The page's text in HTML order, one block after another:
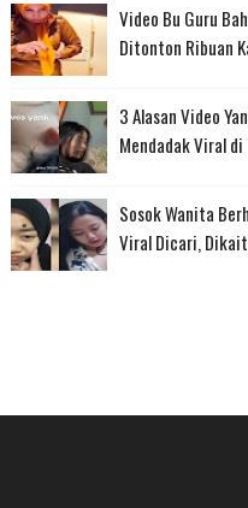
Video Bu Guru
Ditonton Ribuan
3 Alasan Video
Mendadak Viral
Sosok Wanita
Viral Dicari,